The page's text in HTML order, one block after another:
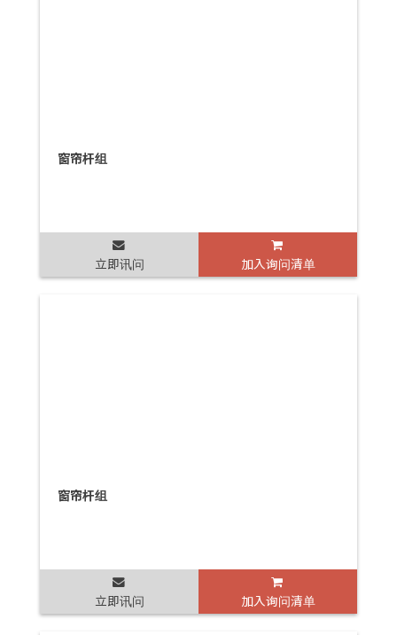
窗帘杆组
立即讯问 加入询问清单
窗帘杆组
立即讯问 加入询问清单